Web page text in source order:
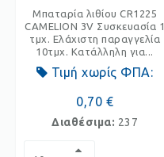
Μπαταρία λιθίου CR1225
CAMELION 3V Συσκευασία 1
τμχ. Ελάχιστη παραγγελία
10τμχ. Κατάλληλη για...
Τιμή χωρίς ΦΠΑ:
0,70 €
Διαθέσιμα: 237